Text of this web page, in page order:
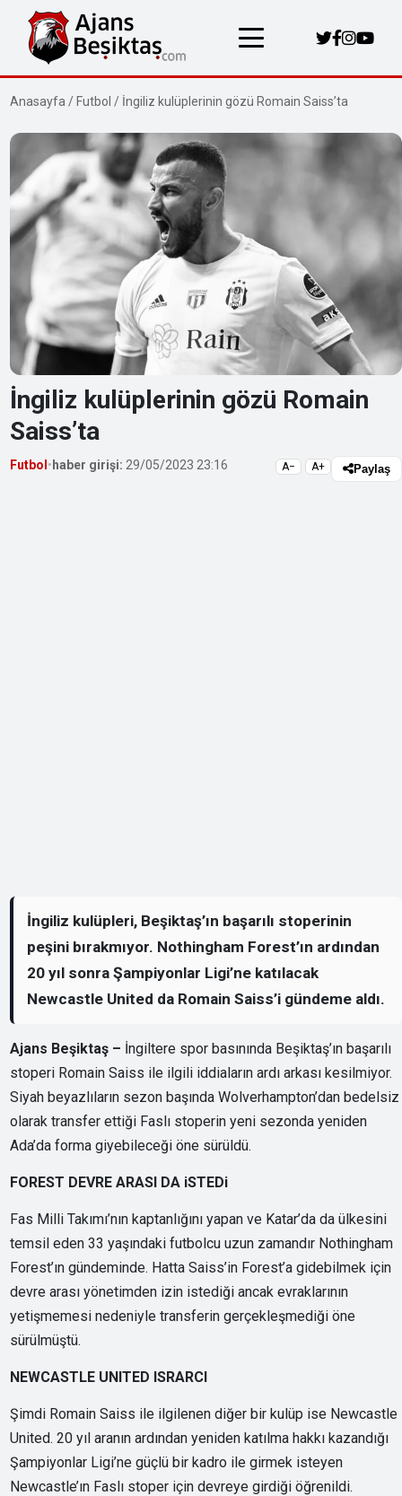
Anasayfa / Futbol / İngiliz kulüplerinin gözü Romain Saiss’ta
İngiliz kulüplerinin gözü Romain
Saiss’ta
Futbol • haber girişi: 29/05/2023 23:16 A− A+ Paylaş
İngiliz kulüpleri, Beşiktaş’ın başarılı stoperinin
peşini bırakmıyor. Nothingham Forest’ın ardından
20 yıl sonra Şampiyonlar Ligi’ne katılacak
Newcastle United da Romain Saiss’i gündeme aldı.
Ajans Beşiktaş – İngiltere spor basınında Beşiktaş’ın başarılı
stoperi Romain Saiss ile ilgili iddiaların ardı arkası kesilmiyor.
Siyah beyazlıların sezon başında Wolverhampton’dan bedelsiz
olarak transfer ettiği Faslı stoperin yeni sezonda yeniden
Ada’da forma giyebileceği öne sürüldü.
FOREST DEVRE ARASI DA iSTEDi
Fas Milli Takımı’nın kaptanlığını yapan ve Katar’da da ülkesini
temsil eden 33 yaşındaki futbolcu uzun zamandır Nothingham
Forest’ın gündeminde. Hatta Saiss’in Forest’a gidebilmek için
devre arası yönetimden izin istediği ancak evraklarının
yetişmemesi nedeniyle transferin gerçekleşmediği öne
sürülmüştü.
NEWCASTLE UNITED ISRARCI
Şimdi Romain Saiss ile ilgilenen diğer bir kulüp ise Newcastle
United. 20 yıl aranın ardından yeniden katılma hakkı kazandığı
Şampiyonlar Ligi’ne güçlü bir kadro ile girmek isteyen
Newcastle’ın Faslı stoper için devreye girdiği öğrenildi.